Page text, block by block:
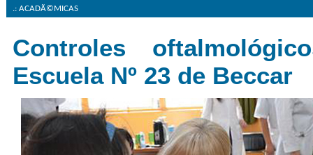
.: ACADÃ©MICAS
Controles
Escuela Nº 23 de Beccar